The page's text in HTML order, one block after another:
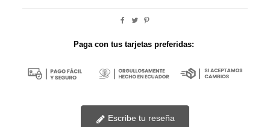
Paga con tus tarjetas preferidas:
Escribe tu reseña